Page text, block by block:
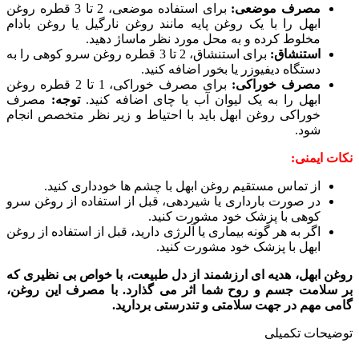
مصرف موضعی:
برای استفاده موضعی، 2 تا 3 قطره روغن
ابهل را با یک روغن پایه مانند روغن نارگیل یا روغن بادام
مخلوط کرده و به محل مورد نظر ماساژ دهید.
استنشاق:
برای استنشاق، 2 تا 3 قطره روغن سرو کوهی را به
دستگاه دیفیوزر یا بخور اضافه کنید.
مصرف خوراکی:
برای مصرف خوراکی، 1 تا 2 قطره روغن
ابهل را به یک لیوان آب یا چای اضافه کنید.توجه: مصرف
خوراکی روغن ابهل باید با احتیاط و زیر نظر متخصص انجام
شود.
نکات ایمنی:
از تماس مستقیم روغن ابهل با چشم ها خودداری کنید.
در صورت بارداری یا شیردهی، قبل از استفاده از روغن سرو
کوهی با پزشک خود مشورت کنید.
اگر به هر گونه بیماری یا آلرژی دارید، قبل از استفاده از روغن
ابهل با پزشک خود مشورت کنید.
روغن ابهل، هدیه ای ارزشمند از دل طبیعت، با خواص بی نظیری که
بر سلامت جسم و روح شما اثر می گذارد. با مصرف این روغن،
گامی مهم در جهت سلامتی و تندرستی بردارید.
توضیحات تکمیلی